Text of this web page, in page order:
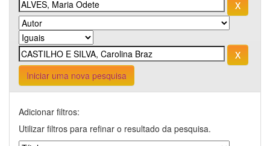
Iniciar uma nova pesquisa
Adicionar filtros:
Utilizar filtros para refinar o resultado da pesquisa.